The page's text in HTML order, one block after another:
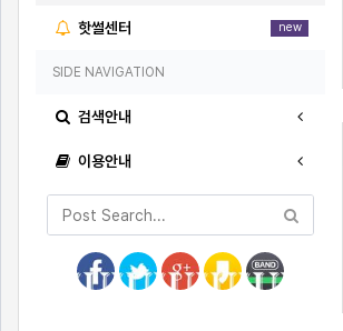
핫썰센터 new
SIDE NAVIGATION
검색안내
이용안내